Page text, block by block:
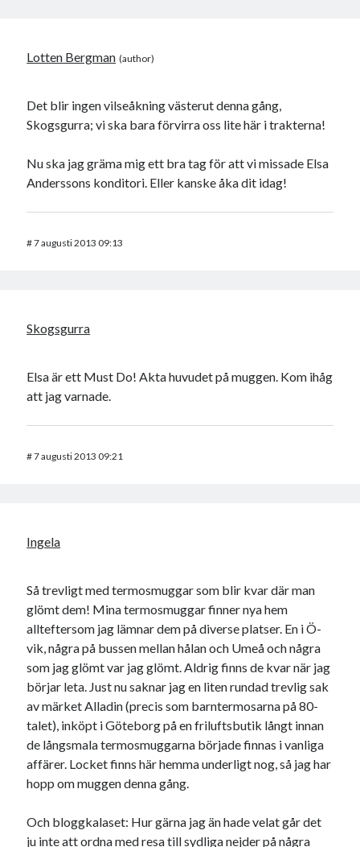
Lotten Bergman
Det blir ingen vilseåkning västerut denna gång,
Skogsgurra; vi ska bara förvirra oss lite här i trakterna!
Nu ska jag gräma mig ett bra tag för att vi missade Elsa
Anderssons konditori. Eller kanske åka dit idag!
#7 augusti 2013 09:13
Skogsgurra
Elsa är ett Must Do! Akta huvudet på muggen. Kom ihåg
att jag varnade.
#7 augusti 2013 09:21
Ingela
Så trevligt med termosmuggar som blir kvar där man
glömt dem! Mina termosmuggar finner nya hem
allteftersom jag lämnar dem på diverse platser. En i Ö-
vik, några på bussen mellan hålan och Umeå och några
som jag glömt var jag glömt. Aldrig finns de kvar när jag
börjar leta. Just nu saknar jag en liten rundad trevlig sak
av märket Alladin (precis som barntermosarna på 80-
talet), inköpt i Göteborg på en friluftsbutik långt innan
de långsmala termosmuggarna började finnas i vanliga
affärer. Locket finns här hemma underligt nog, så jag har
hopp om muggen denna gång.
Och bloggkalaset: Hur gärna jag än hade velat går det
ju inte att ordna med resa till sydliga nejder på några